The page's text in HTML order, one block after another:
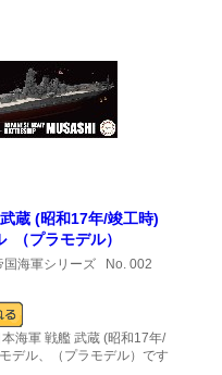
蔵 (昭和17年/竣工時)
（プラモデル）
国海軍シリーズ No. 002
海軍 戦艦 武蔵 (昭和17年/
デル、（プラモデル）です